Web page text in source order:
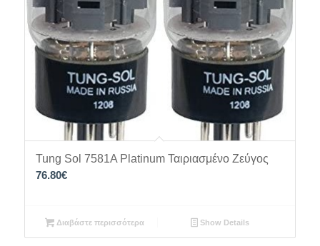
Tung Sol 7581A Platinum Ταιριασμένο Ζεύγος
76.80€
Διαβάστε περισσότερα Show Details